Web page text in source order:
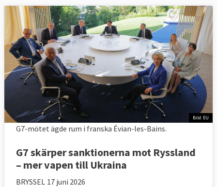
Bild: EU
G7-mötet ägde rum i franska Évian-les-Bains.
G7 skärper sanktionerna mot Ryssland
– mer vapen till Ukraina
BRYSSEL 17 juni 2026